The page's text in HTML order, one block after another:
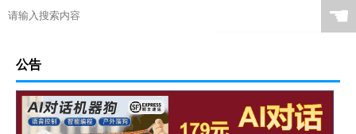
☚
公告